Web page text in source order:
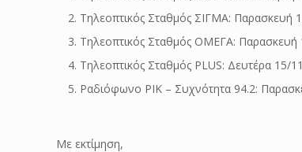
Τηλεοπτικός Σταθμός ΣΙΓΜΑ: Παρασκευή
Τηλεοπτικός Σταθμός ΟΜΕΓΑ:
Τηλεοπτικός Σταθμός PLUS: Δευτέρα 15/
Ραδιόφωνο ΡΙΚ – Συχνότητα 94.2:
Με εκτίμηση,